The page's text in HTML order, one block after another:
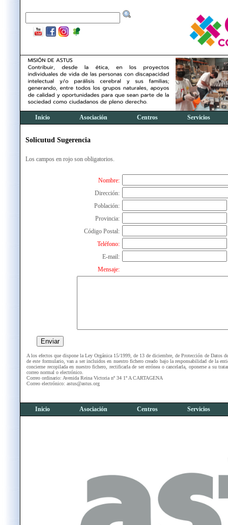
Inicio Asociación Centros Servicios
Solicutud Sugerencia
Los campos en rojo son obligatorios.
Nombre:
Dirección:
Población:
Provincia:
Código Postal:
Teléfono:
E-mail:
Mensaje:
Enviar
A los efectos que dispone la Ley Orgánica 15/1999, de 13 de diciembre, de Protección de Datos
de este formulario, van a ser incluidos en nuestro fichero creado bajo la responsabilidad de la
concierne recopilada en nuestro fichero, rectificarla de ser errónea o cancelarla, oponerse a su
correo normal o electrónico.
Correo ordinario: Avenida Reina Victoria nº 34 1º A CARTAGENA
Correo electrónico: astus@astus.org
Inicio Asociación Centros Servicios